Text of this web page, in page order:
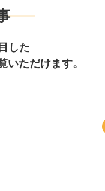
した
ただけます。